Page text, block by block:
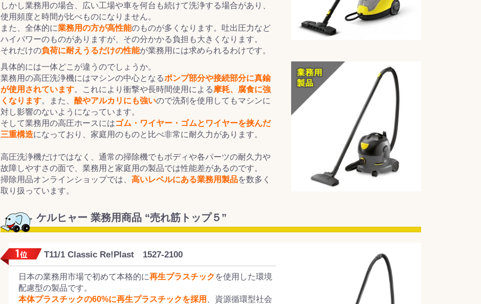
しかし業務用の場合、広い工場や車を何台も続けて洗浄する場合があり、
使用頻度と時間が比べものになりません。
また、全体的に業務用の方が高性能のものが多くなります。吐出圧力など
ハイパワーのものがありますが、その分かかる負担も大きくなります。
それだけの負荷に耐えうるだけの性能が業務用には求められるわけです。
具体的には一体どこが違うのでしょうか。
業務用の高圧洗浄機にはマシンの中心となるポンプ部分や接続部分に真鍮
が使用されています。これにより衝撃や長時間使用による摩耗、腐食に強
くなります。また、 酸やアルカリにも強いので洗剤を使用してもマシンに
対し影響のないようになっています。
そして業務用の高圧ホースにはゴム・ワイヤー・ゴムとワイヤーを挟んだ
三重構造になっており、家庭用のものと比べ非常に耐久力があります。
高圧洗浄機だけではなく、通常の掃除機でもボディや各パーツの耐久力や
故障しやすさの面で、業務用と家庭用の製品では性能差があるのです。
掃除用品オンラインショップでは、 高いレベルにある業務用製品を数多く
取り扱っています。
ケルヒャー 業務用商品 “売れ筋トップ５”
T11/1 Classic Re!Plast 1527-2100
日本の業務用市場で初めて本格的に再生プラスチック を使用した環境
配慮型の製品です。
本体プラスチックの60%に再生プラスチックを採用
、資源循環型社会